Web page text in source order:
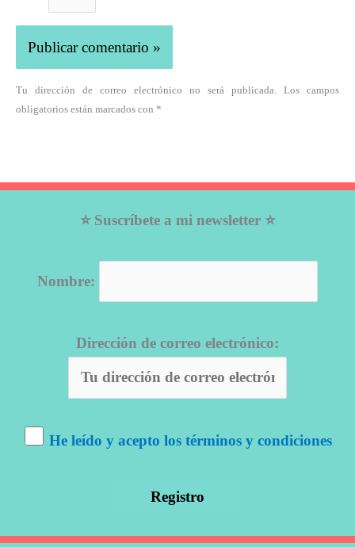
Tu dirección de correo electrónico no será publicada. Los campos
obligatorios están marcados con *
⭐ Suscríbete a mi newsletter ⭐
Nombre:
Dirección de correo electrónico:
He leído y acepto los términos y condiciones